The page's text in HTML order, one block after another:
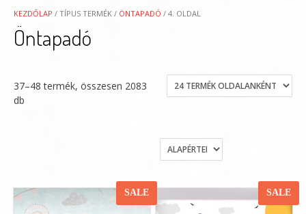
KEZDŐLAP / TÍPUS TERMÉK / ÖNTAPADÓ / 4. OLDAL
Öntapadó
37–48 termék, összesen 2083
db
SALE SALE